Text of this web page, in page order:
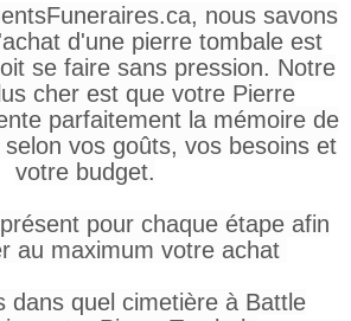
nous savons
d'une pierre tombale est
se faire sans pression. Notre
cher est que votre Pierre
parfaitement la mémoire de
vos goûts, vos besoins et
votre budget.
pour chaque étape afin
au maximum votre achat
dans quel cimetière à Battle